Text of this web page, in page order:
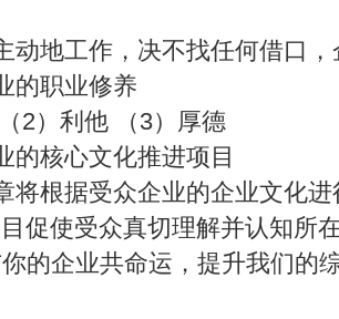
动地工作，决不找任何借口
的职业修养
（2）利他 （3）厚德
的核心文化推进项目
将根据受众企业的企业文化
促使受众真切理解并认知所
的企业共命运，提升我们的